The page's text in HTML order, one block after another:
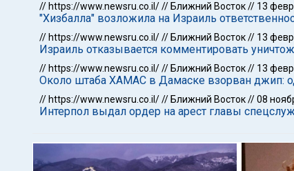
// https://www.newsru.co.il/// Ближний Восток// 13
"Хизбалла" возложила на Израиль
// https://www.newsru.co.il/// Ближний Восток// 13
Израиль отказывается комментировать
// https://www.newsru.co.il/// Ближний Восток// 13
Около штаба ХАМАС в Дамаске взорван джип:
// https://www.newsru.co.il/// Ближний Восток//08
Интерпол выдал ордер на арест главы